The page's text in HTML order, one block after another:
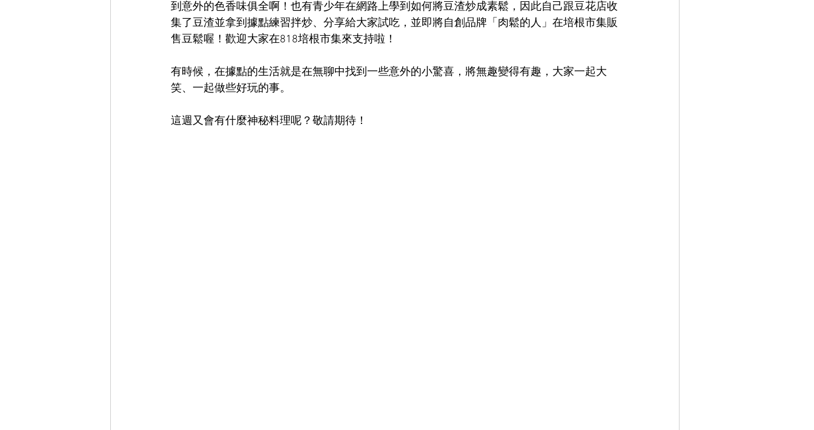
到意外的色香味俱全啊！也有青少年在網路上學到如何將豆渣炒成素鬆，因此自己跟豆花店收
集了豆渣並拿到據點練習拌炒、分享給大家試吃，並即將自創品牌「肉鬆的人」在培根市集販
售豆鬆喔！歡迎大家在818培根市集來支持啦！
有時候，在據點的生活就是在無聊中找到一些意外的小驚喜，將無趣變得有趣，大家一起大
笑、一起做些好玩的事。
這週又會有什麼神秘料理呢？敬請期待！